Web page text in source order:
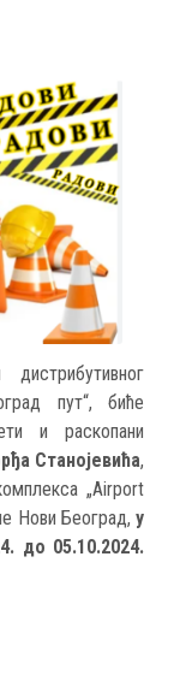
пут“, биће
и раскопани
Станојевића,
„Airport
Нови Београд, у
до 05.10.2024.